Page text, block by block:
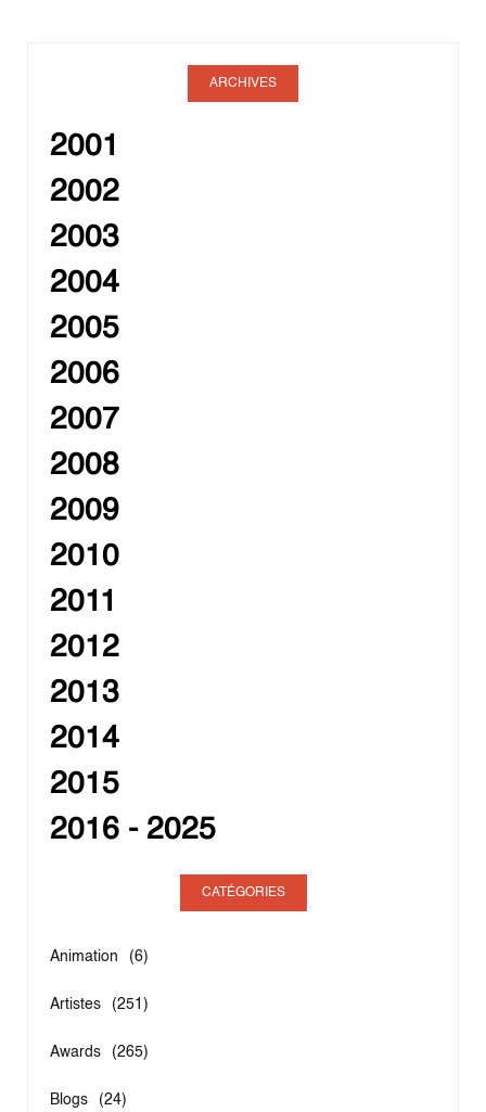
ARCHIVES
2001
2002
2003
2004
2005
2006
2007
2008
2009
2010
2011
2012
2013
2014
2015
2016 - 2025
CATÉGORIES
Animation (6)
Artistes (251)
Awards (265)
Blogs (24)